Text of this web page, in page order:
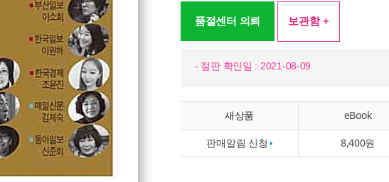
품절센터 의뢰 보관함 +
- 절판 확인일 : 2021-08-09
새상품 eBook
판매알림 신청 8,400원